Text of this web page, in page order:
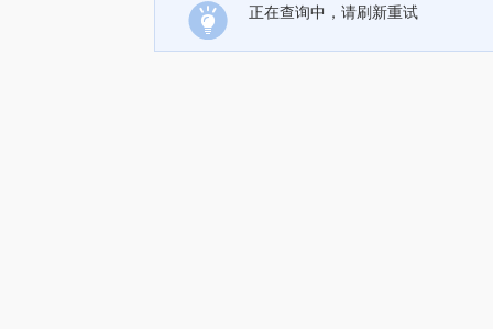
正在查询中，请刷新重试